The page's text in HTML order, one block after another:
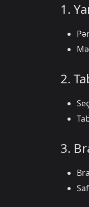
1.
2.
3.